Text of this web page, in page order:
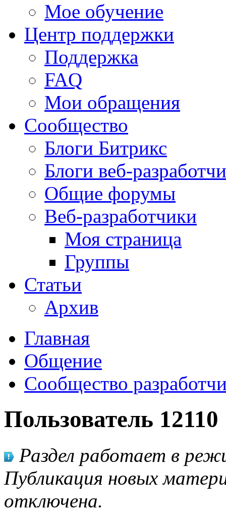
Мое обучение
Центр поддержки
Поддержка
FAQ
Мои обращения
Сообщество
Блоги Битрикс
Блоги веб-
Общие форумы
Веб-разработчики
Моя страница
Группы
Статьи
Архив
Главная
Общение
Сообщество
Пользователь 12110
Раздел работает в
Публикация новых
отключена.